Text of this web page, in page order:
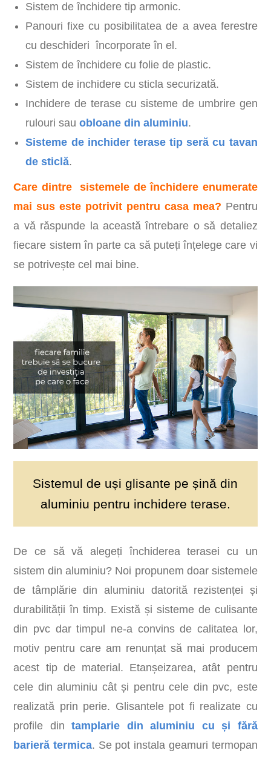
Sistem de închidere tip armonic.
Panouri fixe cu posibilitatea de a avea ferestre
cu deschideri încorporate în el.
Sistem de închidere cu folie de plastic.
Sistem de inchidere cu sticla securizată.
Inchidere de terase cu sisteme de umbrire gen
rulouri sauobloane din aluminiu.
Sisteme de inchider terase tip seră cu tavan
de sticlă.
Care dintre sistemele de închidere enumerate
mai sus este potrivit pentru casa mea? Pentru
a vă răspunde la această întrebare o să detaliez
fiecare sistem în parte ca să puteți înțelege care vi
se potrivește cel mai bine.
Sistemul de uși glisante pe șină din
aluminiu pentru inchidere terase.
De ce să vă alegeți închiderea terasei cu un
sistem din aluminiu? Noi propunem doar sistemele
de tâmplărie din aluminiu datorită rezistenței și
durabilității în timp. Există și sisteme de culisante
din pvc dar timpul ne-a convins de calitatea lor,
motiv pentru care am renunțat să mai producem
acest tip de material. Etanșeizarea, atât pentru
cele din aluminiu cât și pentru cele din pvc, este
realizată prin perie. Glisantele pot fi realizate cu
profile din
tamplarie din aluminiu cu și fără
barieră termica. Se pot instala geamuri termopan